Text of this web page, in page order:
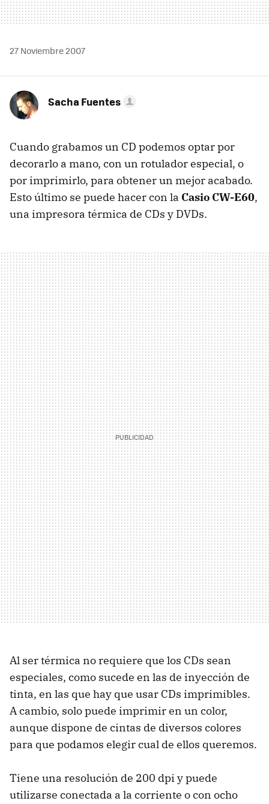
27 Noviembre 2007
Sacha Fuentes
Cuando grabamos un CD podemos optar por
decorarlo a mano, con un rotulador especial, o
por imprimirlo, para obtener un mejor acabado.
Esto último se puede hacer con la Casio CW-E60,
una impresora térmica de CDs y DVDs.
Al ser térmica no requiere que los CDs sean
especiales, como sucede en las de inyección de
tinta, en las que hay que usar CDs imprimibles.
A cambio, solo puede imprimir en un color,
aunque dispone de cintas de diversos colores
para que podamos elegir cual de ellos queremos.
Tiene una resolución de 200 dpi y puede
utilizarse conectada a la corriente o con ocho